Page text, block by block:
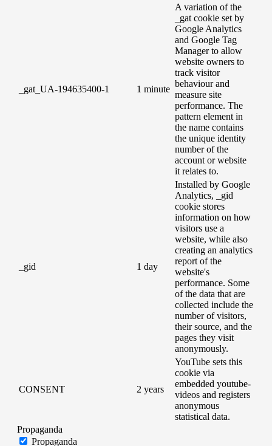
_gat_UA-194635400-1 1 minute
A variation of the
_gat cookie set by
Google Analytics
and Google Tag
Manager to allow
website owners to
track visitor
behaviour and
measure site
performance. The
pattern element in
the name contains
the unique identity
number of the
account or website
it relates to.
_gid 1 day
Installed by Google
Analytics, _gid
cookie stores
information on how
visitors use a
website, while also
creating an analytics
report of the
website's
performance. Some
of the data that are
collected include the
number of visitors,
their source, and the
pages they visit
anonymously.
CONSENT 2 years
YouTube sets this
cookie via
embedded youtube-
videos and registers
anonymous
statistical data.
Propaganda
Propaganda